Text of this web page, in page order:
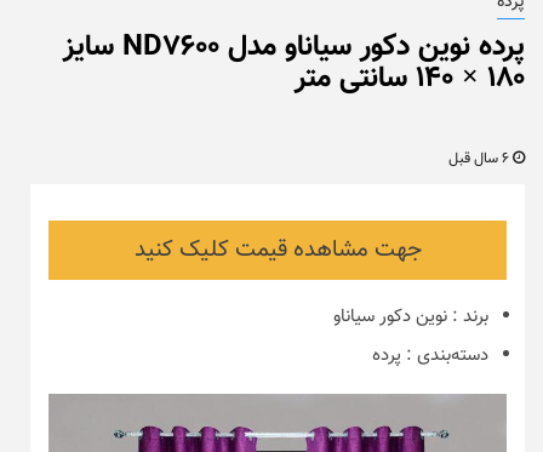
پرده نوین دکور سیاناو مدل ND7600 سایز
۱۸۰ × ۱۴۰ سانتی متر
جهت مشاهده قیمت کلیک کنید
برند : نوین دکور سیاناو
دسته‌بندی : پرده